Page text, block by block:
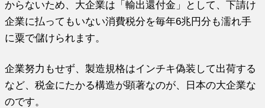
からないため、大企業は「輸出還付金」として、下請け
企業に払ってもいない消費税分を毎年6兆円分も濡れ手
に粟で儲けられます。
企業努力もせず、製造規格はインチキ偽装して出荷する
など、税金にたかる構造が顕著なのが、日本の大企業な
のです。